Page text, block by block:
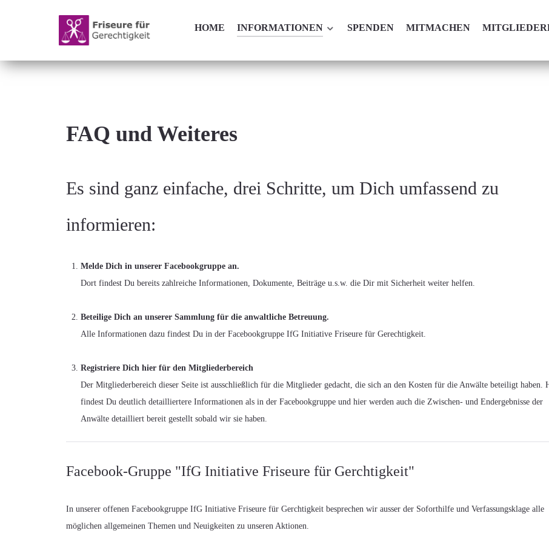
HOME INFORMATIONEN SPENDEN MITMACHEN
FAQ und Weiteres
Es sind ganz einfache, drei Schritte, um Dich umfassend zu
informieren:
Melde Dich in unserer Facebookgruppe an.
Dort findest Du bereits zahlreiche Informationen, Dokumente, Beiträge u.s.w. die Dir mit Sicherheit weiter helfen.
Beteilige Dich an unserer Sammlung für die anwaltliche Betreuung.
Alle Informationen dazu findest Du in der Facebookgruppe IfG Initiative Friseure für Gerechtigkeit.
Registriere Dich hier für den Mitgliederbereich
Der Mitgliederbereich dieser Seite ist ausschließlich für die Mitglieder gedacht, die sich an den Kosten für die Anwälte beteiligt haben.
findest Du deutlich detailliertere Informationen als in der Facebookgruppe und hier werden auch die Zwischen- und Endergebnisse der
Anwälte detailliert bereit gestellt sobald wir sie haben.
Facebook-Gruppe "IfG Initiative Friseure für Gerchtigkeit"
In unserer offenen Facebookgruppe IfG Initiative Friseure für Gerchtigkeit besprechen wir ausser der Soforthilfe und Verfassungsklage alle
möglichen allgemeinen Themen und Neuigkeiten zu unseren Aktionen.